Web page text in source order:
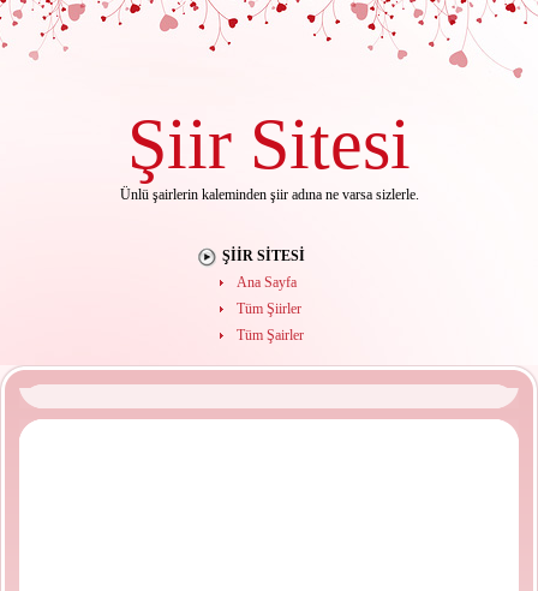
Şiir Sitesi
Ünlü şairlerin kaleminden şiir adına ne varsa sizlerle.
ŞIIR SITESI
Ana Sayfa
Tüm Şiirler
Tüm Şairler